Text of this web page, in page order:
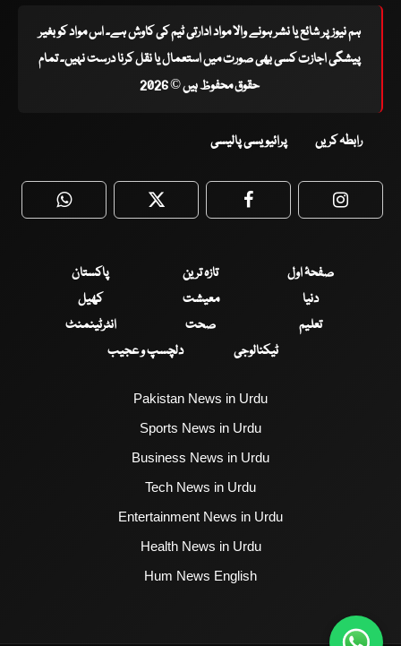
ہم نیوز پر شائع یا نشر ہونے والا مواد ادارتی ٹیم کی کاوش ہے۔ اس مواد کو بغیر
پیشگی اجازت کسی بھی صورت میں استعمال یا نقل کرنا درست نہیں۔ تمام
حقوق محفوظ ہیں © 2026
رابطہ کریں پرائیویسی پالیسی
WhatsApp Twitter Facebook
صفحۂ اول تازہ ترین
پاکستان
دنیا
معیشت
کھیل
تعلیم
صحت
انٹرٹینمنٹ
ٹیکنالوجی
دلچسپ و عجیب
Pakistan News in Urdu
Sports News in Urdu
Business News in Urdu
Tech News in Urdu
Entertainment News in Urdu
Health News in Urdu
Hum News English